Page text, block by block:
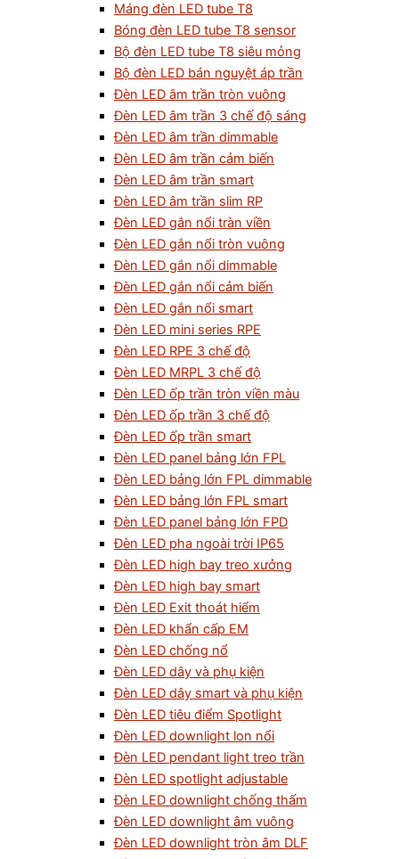
Máng đèn LED tube T8
Bóng đèn LED tube T8 sensor
Bộ đèn LED tube T8 siêu mỏng
Bộ đèn LED bán nguyệt áp trần
Đèn LED âm trần tròn vuông
Đèn LED âm trần 3 chế độ sáng
Đèn LED âm trần dimmable
Đèn LED âm trần cảm biến
Đèn LED âm trần smart
Đèn LED âm trần slim RP
Đèn LED gắn nổi tràn viền
Đèn LED gắn nổi tròn vuông
Đèn LED gắn nổi dimmable
Đèn LED gắn nổi cảm biến
Đèn LED gắn nổi smart
Đèn LED mini series RPE
Đèn LED RPE 3 chế độ
Đèn LED MRPL 3 chế độ
Đèn LED ốp trần tròn viền màu
Đèn LED ốp trần 3 chế độ
Đèn LED ốp trần smart
Đèn LED panel bảng lớn FPL
Đèn LED bảng lớn FPL dimmable
Đèn LED bảng lớn FPL smart
Đèn LED panel bảng lớn FPD
Đèn LED pha ngoài trời IP65
Đèn LED high bay treo xưởng
Đèn LED high bay smart
Đèn LED Exit thoát hiểm
Đèn LED khẩn cấp EM
Đèn LED chống nổ
Đèn LED dây và phụ kiện
Đèn LED dây smart và phụ kiện
Đèn LED tiêu điểm Spotlight
Đèn LED downlight lon nổi
Đèn LED pendant light treo trần
Đèn LED spotlight adjustable
Đèn LED downlight chống thấm
Đèn LED downlight âm vuông
Đèn LED downlight tròn âm DLF